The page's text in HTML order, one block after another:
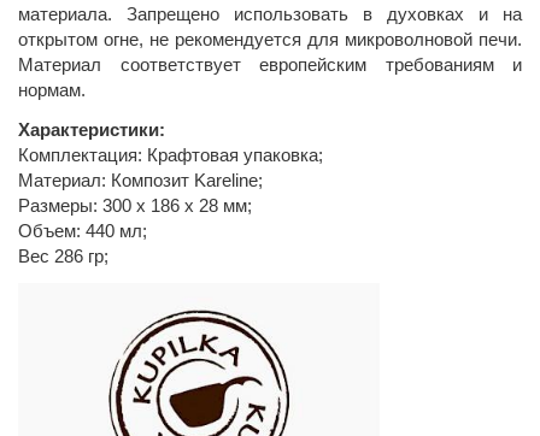
материала. Запрещено использовать в духовках и на
открытом огне, не рекомендуется для микроволновой печи.
Материал соответствует европейским требованиям и
нормам.
Характеристики:
Комплектация: Крафтовая упаковка;
Материал: Композит Kareline;
Размеры: 300 х 186 х 28 мм;
Объем: 440 мл;
Вес 286 гр;